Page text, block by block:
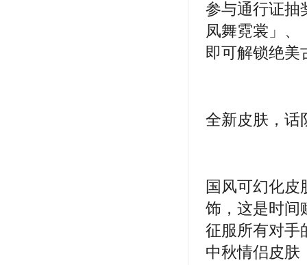
参与通行证抽
凤舞霓裳」、
即可解锁绝美
全新皮肤，话
国风可幻化皮
饰，这是时间
征服所有对手
中秋情侣皮肤